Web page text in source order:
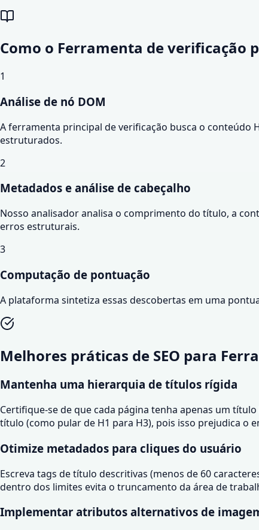
Como o Ferramenta de verificação
1
Análise de nó DOM
A ferramenta principal de verificação busca o conteúdo
estruturados.
2
Metadados e análise de cabeçalho
Nosso analisador analisa o comprimento do título, a
erros estruturais.
3
Computação de pontuação
A plataforma sintetiza essas descobertas em uma
Melhores práticas de SEO para
Mantenha uma hierarquia de títulos rígida
Certifique-se de que cada página tenha apenas um
título (como pular de H1 para H3), pois isso prejudica o
Otimize metadados para cliques do usuário
Escreva tags de título descritivas (menos de 60
dentro dos limites evita o truncamento da área de
Implementar atributos alternativos de